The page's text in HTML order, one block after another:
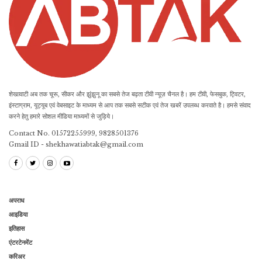
शेखावाटी अब तक चूरू, सीकर और झुंझुनू का सबसे तेज बढ़ता टीवी न्यूज़ चैनल है। हम टीवी, फेसबुक, ट्विटर,
इंस्टाग्राम, यूट्यूब एवं वेबसाइट के माध्यम से आप तक सबसे सटीक एवं तेज खबरें उपलब्ध करवाते है। हमसे संवाद
करने हेतु हमारे सोशल मीडिया माध्यमों से जुड़िये।
Contact No. 01572255999, 9828501376
Gmail ID - shekhawatiabtak@gmail.com
अपराध
आइडिया
इतिहास
एंटरटेनमेंट
करिअर